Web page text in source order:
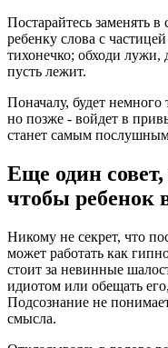
Постарайтесь заменять
ребенку слова с
тихонечко; обходи лужи,
пусть лежит.
Поначалу, будет немного
но позже - войдет в
станет самым послушным
Еще один
чтобы ребенок
Никому не секрет, что
может работать как
стоит за невинные
идиотом или обещать
Подсознание не
смысла.